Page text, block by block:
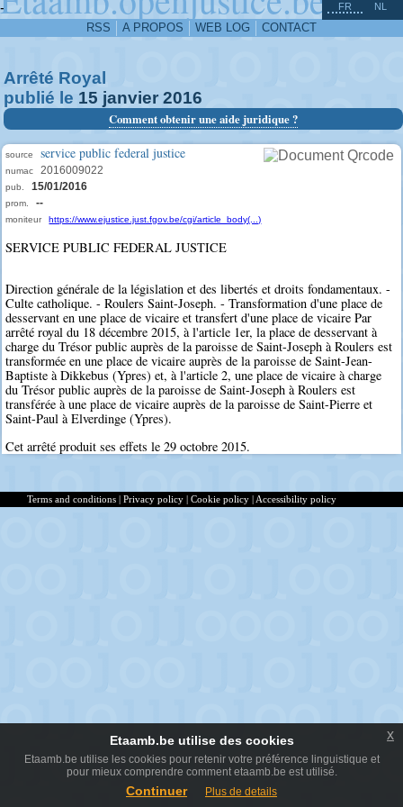
-
RSS A PROPOS WEB LOG CONTACT
FR NL
Arrêté Royal
publié le 15 janvier 2016
Comment obtenir une aide juridique ?
source service public federal justice
numac 2016009022
pub. 15/01/2016
prom. --
moniteur https://www.ejustice.just.fgov.be/cgi/article_body(...)
SERVICE PUBLIC FEDERAL JUSTICE
Direction générale de la législation et des libertés et droits fondamentaux. -
Culte catholique. - Roulers Saint-Joseph. - Transformation d'une place de
desservant en une place de vicaire et transfert d'une place de vicaire Par
arrêté royal du 18 décembre 2015, à l'article 1er, la place de desservant à
charge du Trésor public auprès de la paroisse de Saint-Joseph à Roulers est
transformée en une place de vicaire auprès de la paroisse de Saint-Jean-
Baptiste à Dikkebus (Ypres) et, à l'article 2, une place de vicaire à charge
du Trésor public auprès de la paroisse de Saint-Joseph à Roulers est
transférée à une place de vicaire auprès de la paroisse de Saint-Pierre et
Saint-Paul à Elverdinge (Ypres).
Cet arrêté produit ses effets le 29 octobre 2015.
^
Terms and conditions | Privacy policy | Cookie policy | Accessibility policy
Etaamb.be utilise des cookies
Etaamb.be utilise les cookies pour retenir votre préférence linguistique et
pour mieux comprendre comment etaamb.be est utilisé.
Continuer Plus de details
x